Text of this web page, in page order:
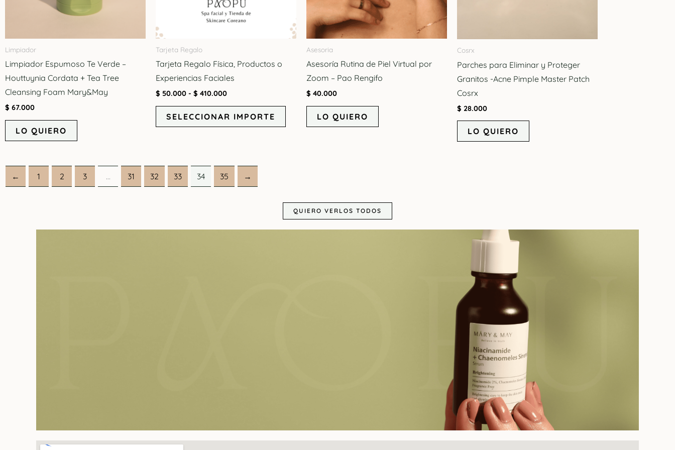
Limpiador
Limpiador Espumoso Te Verde –
Houttuynia Cordata + Tea Tree
Cleansing Foam Mary&May
$ 67.000
LO QUIERO
Tarjeta Regalo
Tarjeta Regalo Física, Productos o
Experiencias Faciales
$ 50.000 - $ 410.000
SELECCIONAR IMPORTE
Asesoria
Asesoría Rutina de Piel Virtual por
Zoom – Pao Rengifo
$ 40.000
LO QUIERO
Cosrx
Parches para Eliminar y Proteger
Granitos -Acne Pimple Master Patch
Cosrx
$ 28.000
LO QUIERO
← 1 2 3 … 31 32 33 34 35 →
QUIERO VERLOS TODOS